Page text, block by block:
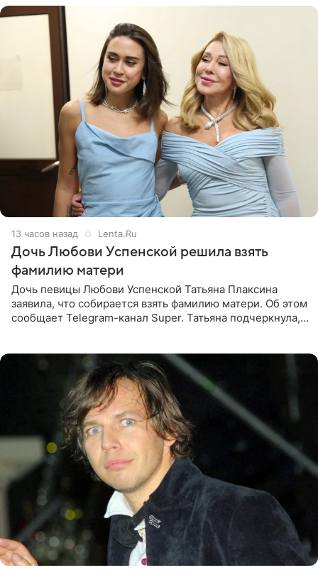
13 часов назад Lenta.Ru
Дочь Любови Успенской решила взять
фамилию матери
Дочь певицы Любови Успенской Татьяна Плаксина
заявила, что собирается взять фамилию матери. Об этом
сообщает Telegram-канал Super. Татьяна подчеркнула,